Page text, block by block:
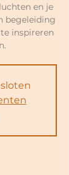
en je
begeleiding
inspireren